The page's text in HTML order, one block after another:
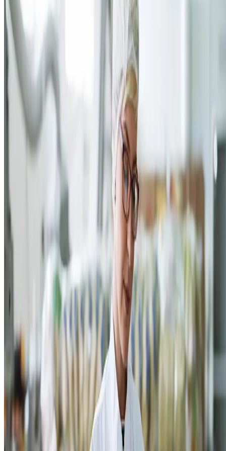
O comércio internacional de alimentos tem sido cada vez mais uma
alternativa promissora, alcançando tanto grandes empresas quanto
pequenos negócios
. Embora o conceito pareça simples — produzir e
enviar alimentos para outro país —,
detalhado e adequação a normas nacionais e internacionais
Negócios que investem na exportação têm a chance de conquistar
novos mercados e ampliar sua relevância no setor. Produtos com
identidade regional ou características exclusivas frequentemente
consumidores em outros países, e isso significa um forte diferencial
competitivo. Com dedicação e o cumprimento das exigências globais,
a exportação torna-se uma estratégia para crescer de forma sustentável
Como é a demanda internacional?
A demanda internacional por alimentos é ampla e diversificada,
abrangendo desde commodities, como carnes, que devem render
25 bilhões de dólares em exportações, até produtos diferenciados,
com valor agregado. Mercados ao redor do mundo buscam, além dos
itens básicos, alimentos com apelo cultural, qualidade artesanal ou
benefícios específicos, como orgânicos e sustentáveis.
Produtos regionais, como queijos artesanais, temperos tradicionais e
estão conquistando prateleiras internacionais,
principalmente entre consumidores que valorizam a
Essa tendência demonstra que a exportação de produtos alimentícios
não se restringe a grandes produções, sendo também uma excelente
oportunidade para negócios menores. Então, por exemplo, se você
interessado em entender como exportar para os Estados Unidos, esse
um mercado promissor para itens únicos e de qualidade.
Como funciona a exportação de alimentos?
Não é – e nem poderia ser – tão simples quanto apenas avaliar o
mercado externo e suas demandas. Entender como exportar alimentos
requer a compreensão de que existe um
segurança alimentar para garantir a qualidade do produto em
todas as etapas
Dessa forma, é indispensável atender normas nacionais e
internacionais, que regulamentam desde a produção até o transporte.
Nos próximos tópicos, vamos entender como funciona a exportação
alimentos e suas etapas.
Seleção de produtos e mercado